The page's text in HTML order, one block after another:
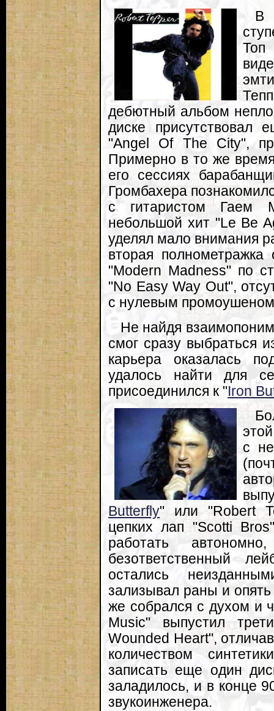
В
дебютный альбом
диске присутствовал
"Angel Of The City",
Примерно в то же
его сессиях
Громбахера
с гитаристом Гаем
небольшой хит "Le Be
уделял мало внимания
вторая
"Modern Madness" по
"No Easy Way Out",
с нулевым
Не найдя
смог сразу выбраться
карьера оказалась
удалось найти для
присоединился к "Iron
с
Butterfly" или "Robert
цепких лап "Scotti
работать
безответственный
остались
зализывал раны и
же собрался с духом и
Music" выпустил
Wounded Heart",
количеством
записать еще один
заладилось, и в конце
звукоинженера.